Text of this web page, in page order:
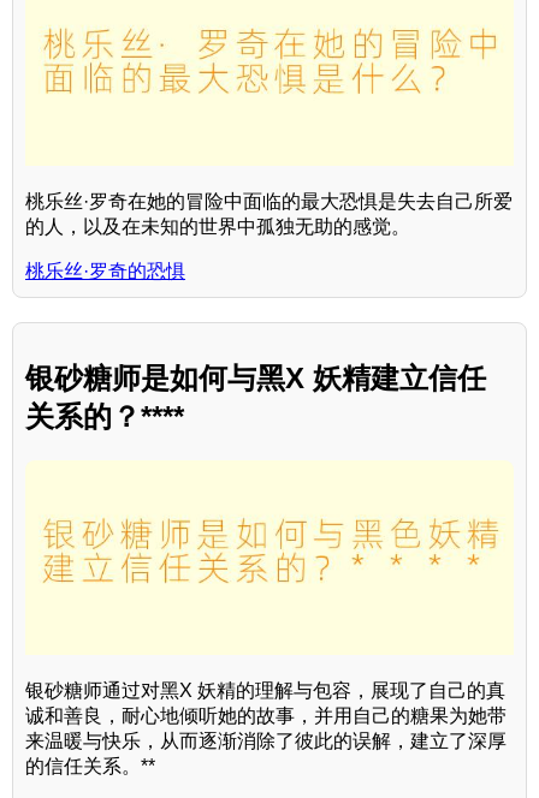
桃乐丝·罗奇在她的冒险中面临的最大恐惧是失去自己所爱
的人，以及在未知的世界中孤独无助的感觉。
桃乐丝·罗奇的恐惧
银砂糖师是如何与黑X 妖精建立信任
关系的？****
银砂糖师通过对黑X 妖精的理解与包容，展现了自己的真
诚和善良，耐心地倾听她的故事，并用自己的糖果为她带
来温暖与快乐，从而逐渐消除了彼此的误解，建立了深厚
的信任关系。**